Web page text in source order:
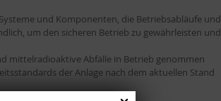
und Komponenten, die Betriebsabläufe und
um den sicheren Betrieb zu gewährleisten und
mittelradioaktive Abfälle in Betrieb genommen
der Anlage nach dem aktuellen Stand